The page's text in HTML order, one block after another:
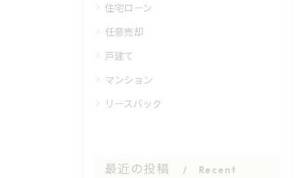
住宅ローン
任意売却
戸建て
マンション
リースバック
最近の投稿
Recent